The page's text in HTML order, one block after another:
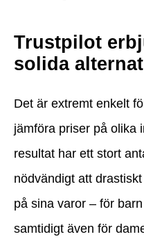
Trustpilot
solida
Det är extremt enkelt
jämföra priser på olika
resultat har ett stort
nödvändigt att
på sina varor – för
samtidigt även för